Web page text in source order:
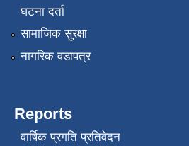
घटना दर्ता
सामाजिक सुरक्षा
नागरिक वडापत्र
Reports
वार्षिक प्रगति प्रतिवेदन